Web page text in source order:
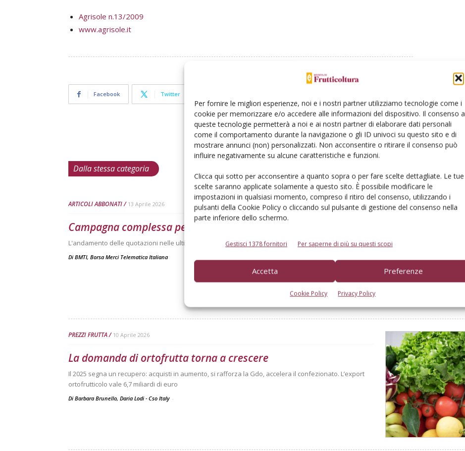
Per fornire le migliori esperienze, noi e i nostri partner utilizziamo tecnologie come i
cookie per memorizzare e/o accedere alle informazioni del dispositivo. Il consenso a
queste tecnologie permetterà a noi e ai nostri partner di elaborare dati personali
come il comportamento durante la navigazione o gli ID univoci su questo sito e di
mostrare annunci (non) personalizzati. Non acconsentire o ritirare il consenso può
influire negativamente su alcune caratteristiche e funzioni.
Clicca qui sotto per acconsentire a quanto sopra o per fare scelte dettagliate. Le tue
scelte saranno applicate solamente a questo sito. È possibile modificare le
impostazioni in qualsiasi momento, compreso il ritiro del consenso, utilizzando i
pulsanti della Cookie Policy o cliccando sul pulsante di gestione del consenso nella
parte inferiore dello schermo.
Gestisci 1378 fornitori Per saperne di più su questi scopi
Accetta Preferenze
Cookie Policy Privacy Policy
Agrisole n.13/2009
www.agrisole.it
Facebook Twitter
Dalla stessa categoria
ARTICOLI ABBONATI 13 Aprile 2026
Campagna complessa per le arance
L'andamento delle quotazioni nelle ultime tre campagne commerciali secondo l'analisi Bmti-Italmercati
Di BMTI, Borsa Merci Telematica Italiana
PREZZI FRUTTA 10 Aprile 2026
La domanda di ortofrutta torna a crescere
Il 2025 segna un recupero: acquisti in aumento, si rafforza la Gdo, accelera il confezionato. L’export
ortofrutticolo vale 6,7 miliardi di euro
Di Barbara Brunello, Daria Lodi - Cso Italy -